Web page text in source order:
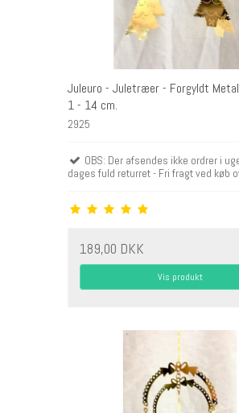
Juleuro - Juletræer - Forgyldt Metal
1 - 14 cm.
2925
OBS: Der afsendes ikke ordrer i
dages fuld returret - Fri fragt ved køb
189,00 DKK
Vis produkt